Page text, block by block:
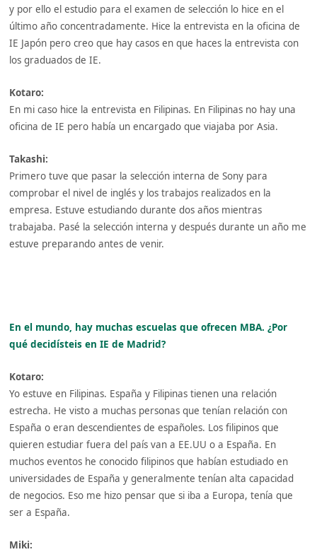
y por ello el estudio para el examen de selección lo hice en el
último año concentradamente. Hice la entrevista en la oficina de
IE Japón pero creo que hay casos en que haces la entrevista con
los graduados de IE.
Kotaro:
En mi caso hice la entrevista en Filipinas. En Filipinas no hay una
oficina de IE pero había un encargado que viajaba por Asia.
Takashi:
Primero tuve que pasar la selección interna de Sony para
comprobar el nivel de inglés y los trabajos realizados en la
empresa. Estuve estudiando durante dos años mientras
trabajaba. Pasé la selección interna y después durante un año me
estuve preparando antes de venir.
En el mundo, hay muchas escuelas que ofrecen MBA. ¿Por
qué decidísteis en IE de Madrid?
Kotaro:
Yo estuve en Filipinas. España y Filipinas tienen una relación
estrecha. He visto a muchas personas que tenían relación con
España o eran descendientes de españoles. Los filipinos que
quieren estudiar fuera del país van a EE.UU o a España. En
muchos eventos he conocido filipinos que habían estudiado en
universidades de España y generalmente tenían alta capacidad
de negocios. Eso me hizo pensar que si iba a Europa, tenía que
ser a España.
Miki: